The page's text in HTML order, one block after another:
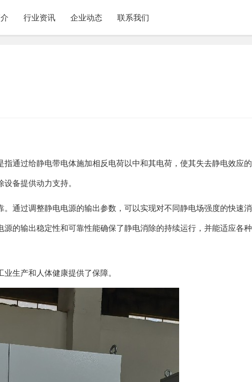
行业资讯 企业动态 联系我们
通过给静电带电体施加相反电荷以中和其电荷，使其失去静电效应的
备提供动力支持。
通过调整静电电源的输出参数，可以实现对不同静电场强度的快速消
的输出稳定性和可靠性能确保了静电消除的持续运行，并能适应各种
生产和人体健康提供了保障。